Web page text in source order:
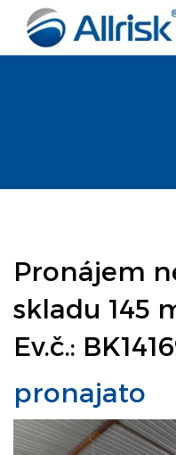
Pronájem
skladu 145
Ev.č.:
pronajato